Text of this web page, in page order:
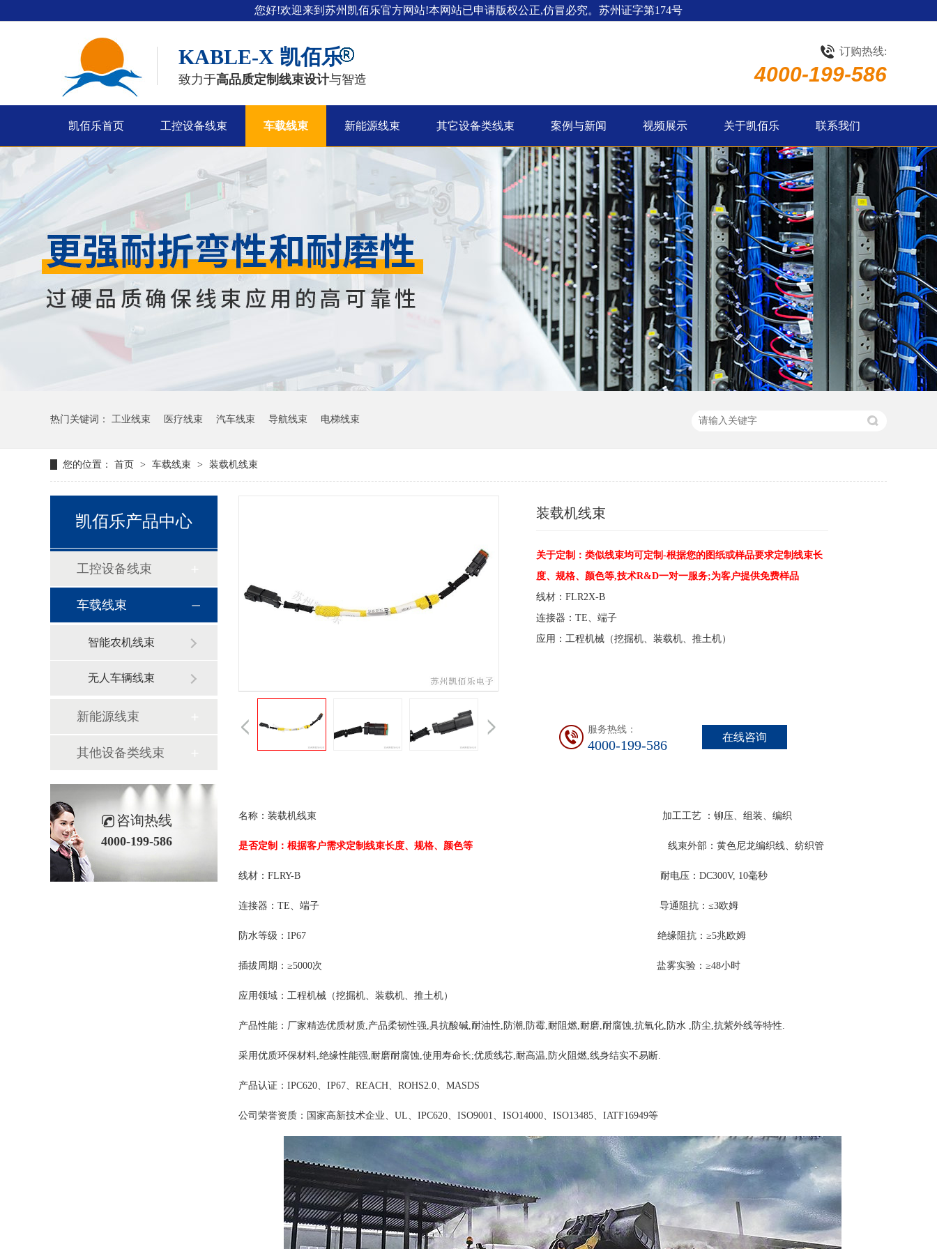
您好!欢迎来到苏州凯佰乐官方网站!本网站已申请版权公正,仿冒必究。苏州证字第174号
KABLE-X 凯佰乐
致力于高品质定制线束设计与智造
订购热线:
4000-199-586
凯佰乐首页 工控设备线束 车载线束 新能源线束 其它设备类线束 案例与新闻 视频展示 关于凯佰乐 联系我们
热门关键词： 工业线束 医疗线束 汽车线束 导航线束 电梯线束
您的位置： 首页 > 车载线束 > 装载机线束
装载机线束
关于定制：类似线束均可定制-根据您的图纸或样品要求定制线束长
度、规格、颜色等,技术R&D一对一服务;为客户提供免费样品
线材：FLR2X-B
连接器：TE、端子
应用：工程机械（挖掘机、装载机、推土机）
服务热线：
4000-199-586
在线咨询
名称：装载机线束 加工工艺 ：铆压、组装、编织
是否定制：根据客户需求定制线束长度、规格、颜色等 线束外部：黄色尼龙编织线、纺织管
线材： FLRY-B 耐电压：DC300V, 10毫秒
连接器： TE、端子 导通阻抗：≤3欧姆
防水等级：IP67 绝缘阻抗：≥5兆欧姆
插拔周期：≥5000次 盐雾实验：≥48小时
应用领域： 工程机械（挖掘机、装载机、推土机）
产品性能：厂家精选优质材质,产品柔韧性强,具抗酸碱,耐油性,防潮,防霉,耐阻燃,耐磨,耐腐蚀,抗氧化,防水 ,防尘,抗紫外线等特性.
采用优质环保材料,绝缘性能强,耐磨耐腐蚀,使用寿命长;优质线芯,耐高温,防火阻燃,线身结实不易断.
产品认证：IPC620、IP67、REACH、ROHS2.0、MASDS
公司荣誉资质：国家高新技术企业、UL、IPC620、ISO9001、ISO14000、ISO13485、IATF16949等
凯佰乐产品中心
工控设备线束
车载线束
智能农机线束
无人车辆线束
新能源线束
其他设备类线束
咨询热线
4000-199-586